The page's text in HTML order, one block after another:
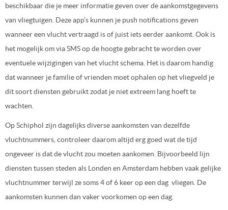
beschikbaar die je meer informatie geven over de aankomstgegevens
van vliegtuigen. Deze app’s kunnen je push notifications geven
wanneer een vlucht vertraagd is of juist iets eerder aankomt. Ook is
het mogelijk om via SMS op de hoogte gebracht te worden over
eventuele wijzigingen van het vlucht schema. Het is daarom handig
dat wanneer je familie of vrienden moet ophalen op het vliegveld je
dit soort diensten gebruikt zodat je niet extreem lang hoeft te
wachten.
Op Schiphol zijn dagelijks diverse aankomsten van dezelfde
vluchtnummers, controleer daarom altijd erg goed wat de tijd
ongeveer is dat de vlucht zou moeten aankomen. Bijvoorbeeld lijn
diensten tussen steden als Londen en Amsterdam hebben vaak gelijke
vluchtnummer terwijl ze soms 4 of 6 keer op een dag vliegen. De
aankomsten kunnen dan vaker voorkomen op een dag.